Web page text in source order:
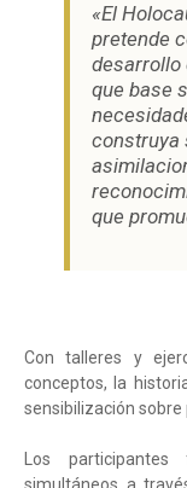
«El
pretende
desarrollo
que base
construya
que
Con talleres y
conceptos, la
sensibilización
Los